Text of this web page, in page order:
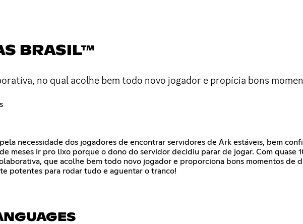
BRASIL™
no qual acolhe bem todo novo jogador e propícia bons
necessidade dos jogadores de encontrar servidores de Ark estáveis, bem
meses ir pro lixo porque o dono do servidor decidiu parar de jogar. Com quase
que acolhe bem todo novo jogador e proporciona bons momentos de
potentes para rodar tudo e aguentar o tranco!